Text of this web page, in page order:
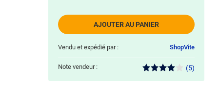
AJOUTER AU PANIER
Vendu et expédié par : ShopVite
Note vendeur : (5)